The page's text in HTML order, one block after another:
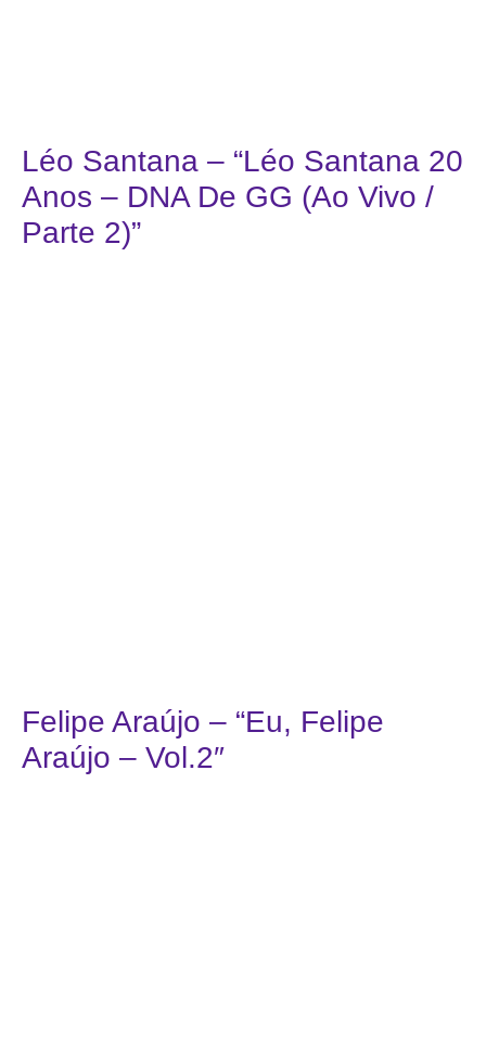
Léo Santana – “Léo Santana 20
Anos – DNA De GG (Ao Vivo /
Parte 2)”
Felipe Araújo – “Eu, Felipe
Araújo – Vol.2″